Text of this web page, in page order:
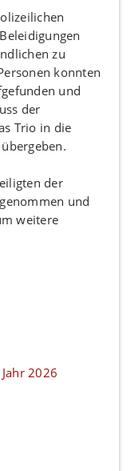
zu
konnten
und
der
Trio in die
der
und
weitere
2026